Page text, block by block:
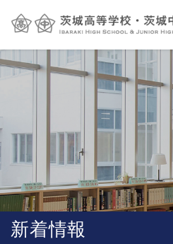
新着情報